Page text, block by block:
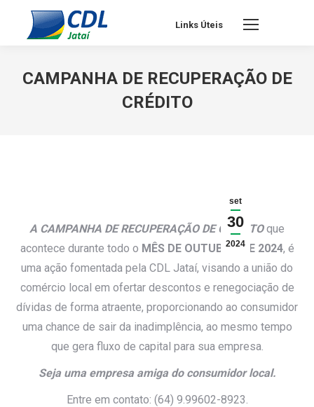
Links Úteis
CAMPANHA DE RECUPERAÇÃO DE
CRÉDITO
set
30
2024
A CAMPANHA DE RECUPERAÇÃO DE CRÉDITOque
acontece durante todo o MÊS DE OUTUBRO DE 2024, é
uma ação fomentada pela CDL Jataí, visando a união do
comércio local em ofertar descontos e renegociação de
dívidas de forma atraente, proporcionando ao consumidor
uma chance de sair da inadimplência, ao mesmo tempo
que gera fluxo de capital para sua empresa.
Seja uma empresa amiga do consumidor local.
Entre em contato: (64) 9.99602-8923.